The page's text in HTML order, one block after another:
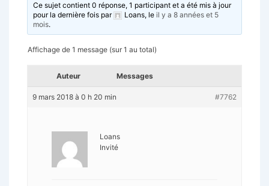
Ce sujet contient 0 réponse, 1 participant et a été mis à jour
pour la dernière fois par
Loans, leil y a 8 années et 5
mois.
Affichage de 1 message (sur 1 au total)
Auteur Messages
9 mars 2018 à 0 h 20 min #7762
Loans
Invité